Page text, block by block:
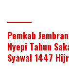
Pemkab
Nyepi Tahun
Syawal 1447